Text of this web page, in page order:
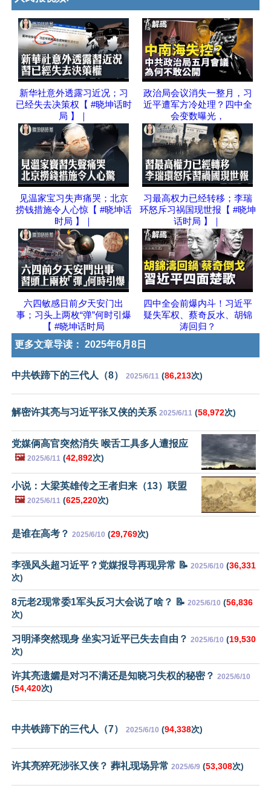
新华社意外透露习近况；习
已经失去决策权【 #晓坤话时
局 】｜
政治局会议消失一整月，习
近平遭军方冷处理？四中全
会变数曝光，
见温家宝习失声痛哭；北京
捞钱措施令人心惊【 #晓坤话
时局 】｜
习最高权力已经转移；李瑞
环怒斥习祸国现世报【 #晓坤
话时局 】｜
六四敏感日前夕天安门出
事；习头上两枚“弹”何时引爆
【 #晓坤话时局
四中全会前爆内斗！习近平
疑失军权、蔡奇反水、胡锦
涛回归？
更多文章导读： 2025年6月8日
中共铁蹄下的三代人（8） 2025/6/11 (86,213次)
解密许其亮与习近平张又侠的关系 2025/6/11 (58,972次)
党媒俩高官突然消失 喉舌工具多人遭报应
🖼️ 2025/6/11 (42,892次)
小说：大梁英雄传之王者归来（13）联盟
🖼️ 2025/6/11 (625,220次)
是谁在高考？ 2025/6/10 (29,769次)
李强风头超习近平？党媒报导再现异常 📝 2025/6/10 (36,331
次)
8元老2现常委1军头反习大会说了啥？ 📝 2025/6/10 (56,836
次)
习明泽突然现身 坐实习近平已失去自由？ 2025/6/10 (19,530
次)
许其亮遗孀是对习不满还是知晓习失权的秘密？ 2025/6/10
(54,420次)
中共铁蹄下的三代人（7） 2025/6/10 (94,338次)
许其亮猝死涉张又侠？ 葬礼现场异常 2025/6/9 (53,308次)